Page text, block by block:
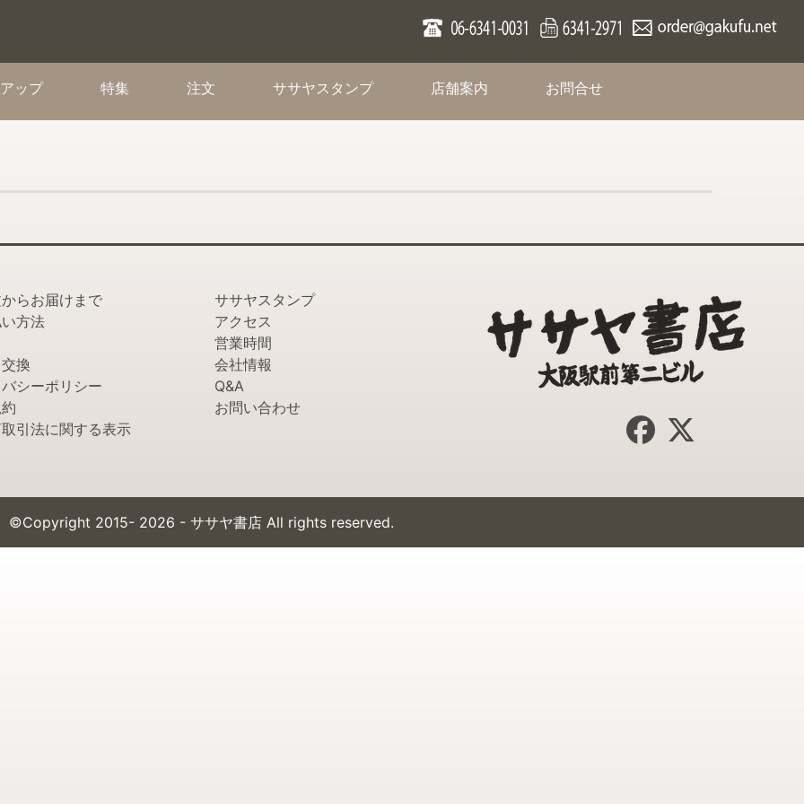
ップ(current)特集(current)注文 (current)ササヤスタンプ(current) 店舗案内 お問合せ(current)
らお届けまで
方法
換
シーポリシー
引法に関する表示
ササヤスタンプ
アクセス
営業時間
会社情報
Q&A
お問い合わせ
©Copyright 2015- 2026 - ササヤ書店 All rights reserved.